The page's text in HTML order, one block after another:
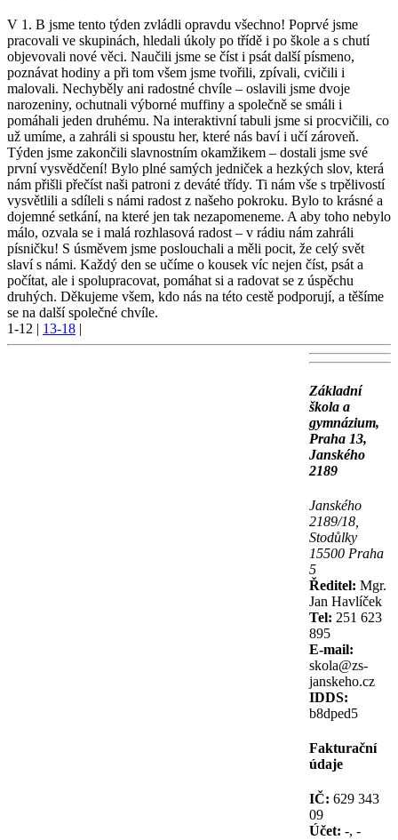
V 1. B jsme tento týden zvládli opravdu všechno! Poprvé jsme
pracovali ve skupinách, hledali úkoly po třídě i po škole a s chutí
objevovali nové věci. Naučili jsme se číst i psát další písmeno,
poznávat hodiny a při tom všem jsme tvořili, zpívali, cvičili i
malovali. Nechyběly ani radostné chvíle – oslavili jsme dvoje
narozeniny, ochutnali výborné muffiny a společně se smáli i
pomáhali jeden druhému. Na interaktivní tabuli jsme si procvičili, co
už umíme, a zahráli si spoustu her, které nás baví i učí zároveň.
Týden jsme zakončili slavnostním okamžikem – dostali jsme své
první vysvědčení! Bylo plné samých jedniček a hezkých slov, která
nám přišli přečíst naši patroni z deváté třídy. Ti nám vše s trpělivostí
vysvětlili a sdíleli s námi radost z našeho pokroku. Bylo to krásné a
dojemné setkání, na které jen tak nezapomeneme. A aby toho nebylo
málo, ozvala se i malá rozhlasová radost – v rádiu nám zahráli
písničku! S úsměvem jsme poslouchali a měli pocit, že celý svět
slaví s námi. Každý den se učíme o kousek víc nejen číst, psát a
počítat, ale i spolupracovat, pomáhat si a radovat se z úspěchu
druhých. Děkujeme všem, kdo nás na této cestě podporují, a těšíme
se na další společné chvíle.
1-12 | 13-18 |
Základní
škola a
gymnázium,
Praha 13,
Janského
2189
Janského
2189/18,
Stodůlky
15500 Praha
5
Ředitel: Mgr.
Jan Havlíček
Tel: 251 623
895
E-mail:
skola@zs-
janskeho.cz
IDDS:
b8dped5
Fakturační
údaje
IČ: 629 343
09
Účet: -, -